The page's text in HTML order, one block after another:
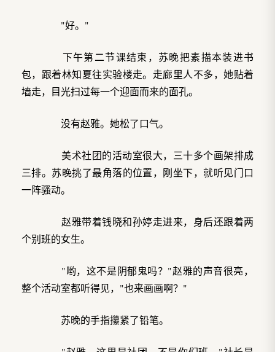
"好。"
下午第二节课结束，苏晚把素描本装进书
包，跟着林知夏往实验楼走。走廊里人不多，她贴着
墙走，目光扫过每一个迎面而来的面孔。
没有赵雅。她松了口气。
美术社团的活动室很大，三十多个画架排成
三排。苏晚挑了最角落的位置，刚坐下，就听见门口
一阵骚动。
赵雅带着钱晓和孙婷走进来，身后还跟着两
个别班的女生。
"哟，这不是阴郁鬼吗？"赵雅的声音很亮，
整个活动室都听得见，"也来画画啊？"
苏晚的手指攥紧了铅笔。